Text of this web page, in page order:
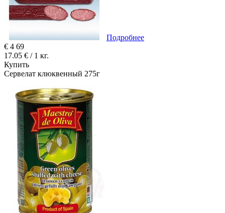
Подробнее
€ 4 69
17.05 € / 1 кг.
Купить
Сервелат клюквенный 275г